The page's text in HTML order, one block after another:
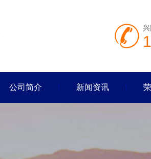
公司简介 新闻资讯